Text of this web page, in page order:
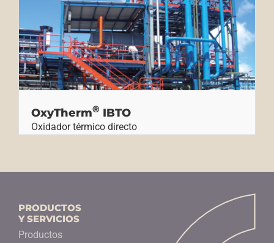
OxyTherm® IBTO
Oxidador térmico directo
PRODUCTOS
Y SERVICIOS
Productos